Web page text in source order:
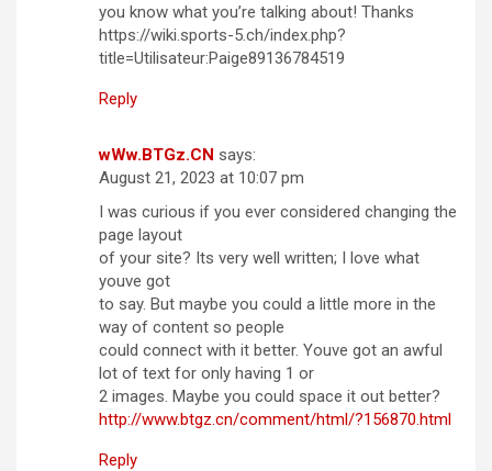
you know what you’re talking about! Thanks
https://wiki.sports-5.ch/index.php?
title=Utilisateur:Paige89136784519
Reply
wWw.BTGz.CN says:
August 21, 2023 at 10:07 pm
I was curious if you ever considered changing the
page layout
of your site? Its very well written; I love what
youve got
to say. But maybe you could a little more in the
way of content so people
could connect with it better. Youve got an awful
lot of text for only having 1 or
2 images. Maybe you could space it out better?
http://www.btgz.cn/comment/html/?156870.html
Reply